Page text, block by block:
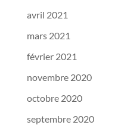
avril 2021
mars 2021
février 2021
novembre 2020
octobre 2020
septembre 2020